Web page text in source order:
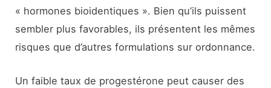
« hormones bioidentiques ». Bien qu’ils puissent
sembler plus favorables, ils présentent les mêmes
risques que d’autres formulations sur ordonnance.
Un faible taux de progestérone peut causer des